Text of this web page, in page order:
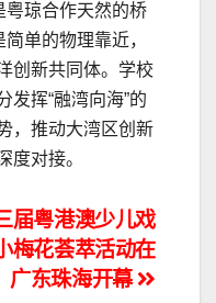
粤琼合作天然的桥
单的物理靠近，
创新共同体。学校
发挥“融湾向海”的
，推动大湾区创新
度对接。
届粤港澳少儿戏
梅花荟萃活动在
广东珠海开幕